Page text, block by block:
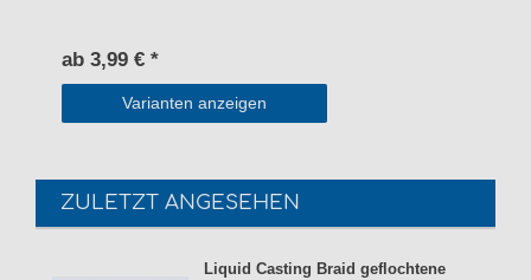
ab 3,99 € *
Varianten anzeigen
ZULETZT ANGESEHEN
Liquid Casting Braid geflochtene